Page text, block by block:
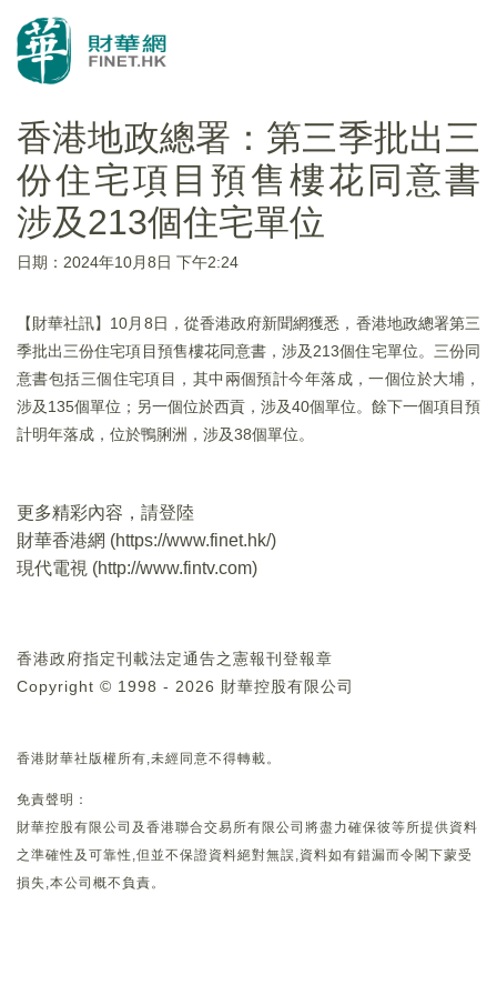
香港地政總署：第三季批出三
份住宅項目預售樓花同意書
涉及213個住宅單位
日期：2024年10月8日 下午2:24
【財華社訊】10月8日，從香港政府新聞網獲悉，香港地政總署第三
季批出三份住宅項目預售樓花同意書，涉及213個住宅單位。三份同
意書包括三個住宅項目，其中兩個預計今年落成，一個位於大埔，
涉及135個單位；另一個位於西貢，涉及40個單位。餘下一個項目預
計明年落成，位於鴨脷洲，涉及38個單位。
更多精彩內容，請登陸
財華香港網 (https://www.finet.hk/)
現代電視 (http://www.fintv.com)
香港政府指定刊載法定通告之憲報刊登報章
Copyright © 1998 - 2026 財華控股有限公司
香港財華社版權所有,未經同意不得轉載。
免責聲明：
財華控股有限公司及香港聯合交易所有限公司將盡力確保彼等所提供資料
之準確性及可靠性,但並不保證資料絕對無誤,資料如有錯漏而令閣下蒙受
損失,本公司概不負責。